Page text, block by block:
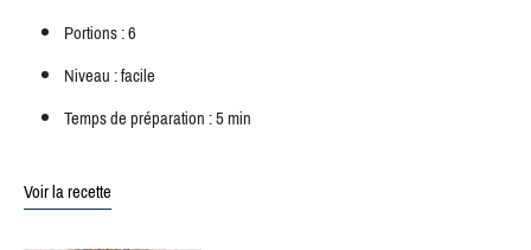
Portions : 6
Niveau : facile
Temps de préparation : 5 min
Voir la recette